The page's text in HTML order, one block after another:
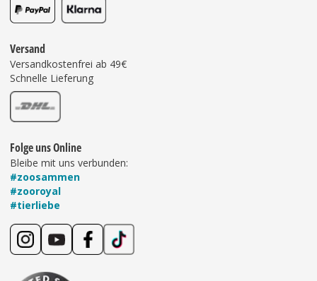
Versand
Versandkostenfrei ab 49€
Schnelle Lieferung
Folge uns Online
Bleibe mit uns verbunden:
#zoosammen
#zooroyal
#tierliebe